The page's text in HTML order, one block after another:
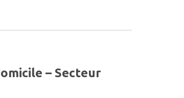
– Secteur